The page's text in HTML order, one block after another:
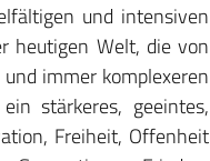
und intensiven
heutigen Welt, die von
immer komplexeren
stärkeres, geeintes,
Freiheit, Offenheit